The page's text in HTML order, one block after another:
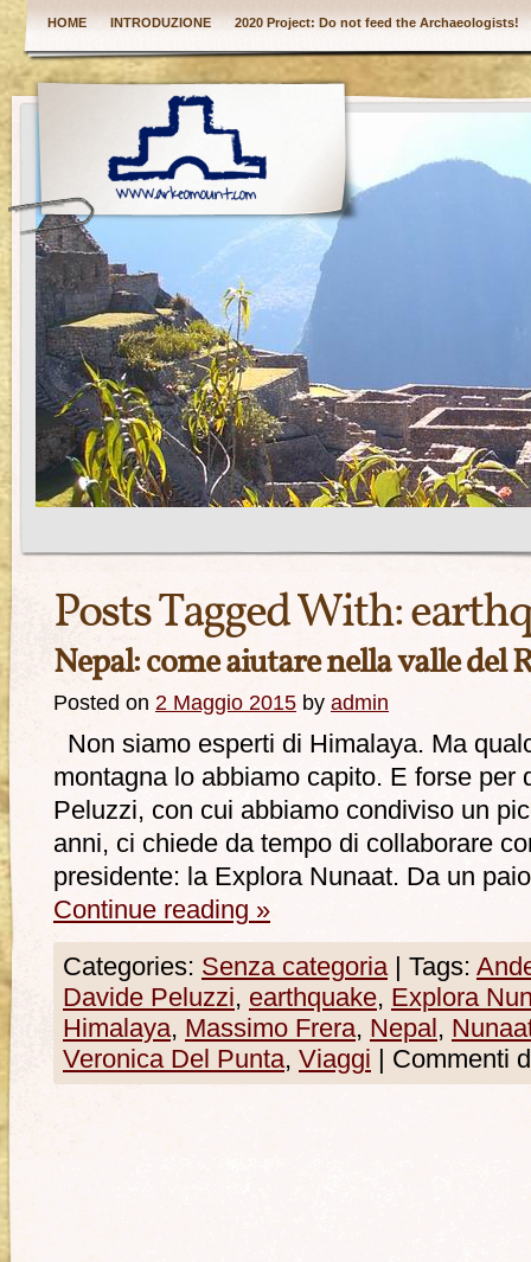
HOME INTRODUZIONE 2020 Project: Do not feed the Archaeologists!
Posts Tagged With:
Nepal: come aiutare nella valle del
Posted on 2 Maggio 2015 by admin
Non siamo esperti di Himalaya. Ma
montagna lo abbiamo capito. E forse per
Peluzzi, con cui abbiamo condiviso un
anni, ci chiede da tempo di collaborare
presidente: la Explora Nunaat. Da un
Continue reading »
Categories: Senza categoria Tags:
Davide Peluzzi, earthquake, Explora
Himalaya, Massimo Frera, Nepal ,
Veronica Del Punta, Viaggi Commenti